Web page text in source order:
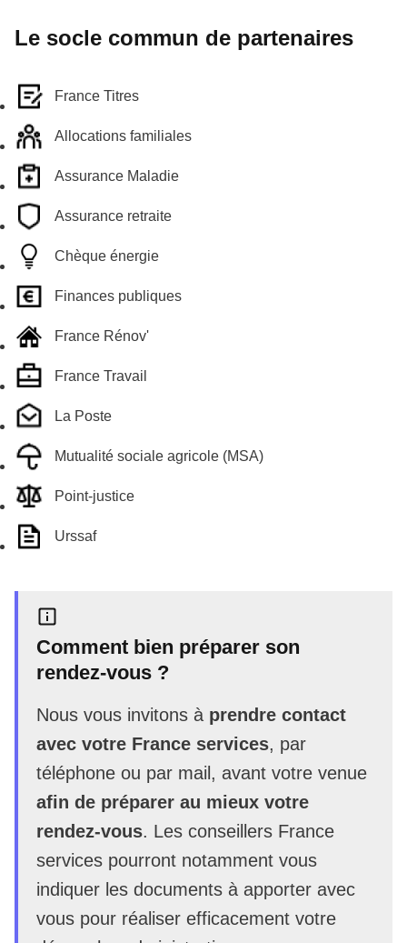
Le socle commun de partenaires
France Titres
Allocations familiales
Assurance Maladie
Assurance retraite
Chèque énergie
Finances publiques
France Rénov'
France Travail
La Poste
Mutualité sociale agricole (MSA)
Point-justice
Urssaf
Comment bien préparer son
rendez-vous ?
Nous vous invitons à prendre contact
avec votre France services, par
téléphone ou par mail, avant votre venue
afin de préparer au mieux votre
rendez-vous. Les conseillers France
services pourront notamment vous
indiquer les documents à apporter avec
vous pour réaliser efficacement votre